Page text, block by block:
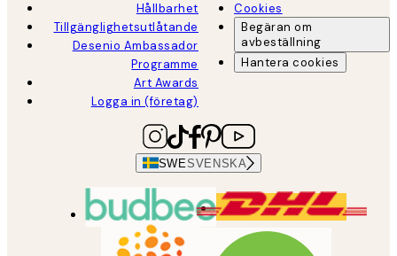
Hållbarhet
Tillgänglighetsutlåtande
Desenio Ambassador
Programme
Art Awards
Logga in (företag)
Cookies
Begäran om
avbeställning
Hantera cookies
SWESVENSKA